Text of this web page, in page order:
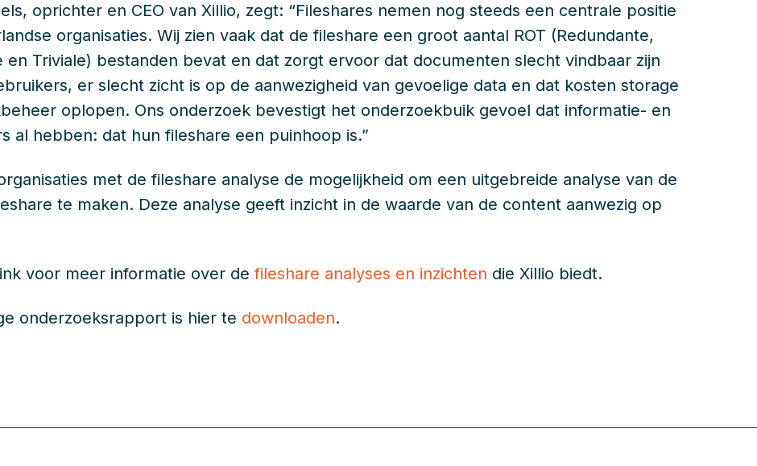
oprichter en CEO van Xillio, zegt: “Fileshares nemen nog steeds een centrale positie
organisaties. Wij zien vaak dat de fileshare een groot aantal ROT (Redundante,
en Triviale) bestanden bevat en dat zorgt ervoor dat documenten slecht vindbaar zijn
er slecht zicht is op de aanwezigheid van gevoelige data en dat kosten storage
oplopen. Ons onderzoek bevestigt het onderzoekbuik gevoel dat informatie- en
al hebben: dat hun fileshare een puinhoop is.”
met de fileshare analyse de mogelijkheid om een uitgebreide analyse van de
te maken. Deze analyse geeft inzicht in de waarde van de content aanwezig op
voor meer informatie over defileshare analyses en inzichten die Xillio biedt.
onderzoeksrapport is hier te downloaden.